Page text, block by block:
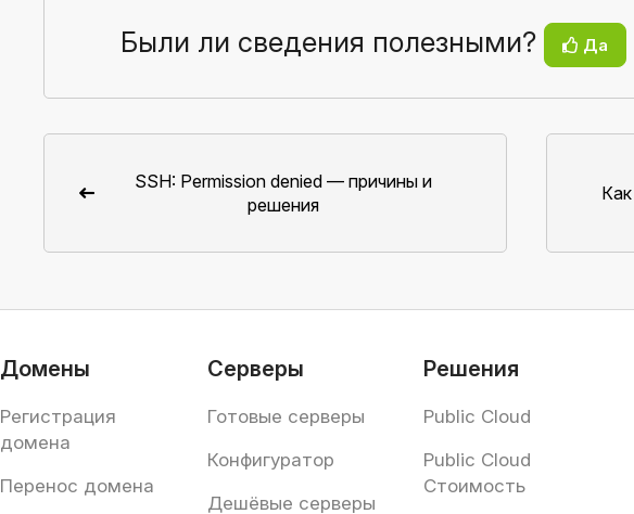
Были ли сведения полезными? Да
SSH: Permission denied — причины и
решения
Домены
Регистрация
домена
Перенос домена
Серверы
Готовые серверы
Конфигуратор
Дешёвые серверы
Решения
Public Cloud
Public Cloud
Стоимость